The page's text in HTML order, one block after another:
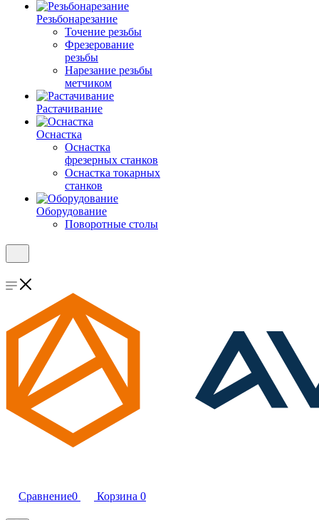
Резьбонарезание
Точение резьбы
Фрезерование
резьбы
Нарезание резьбы
метчиком
Растачивание
Оснастка
Оснастка
фрезерных станков
Оснастка токарных
станков
Оборудование
Поворотные столы
Сравнение0 Корзина 0